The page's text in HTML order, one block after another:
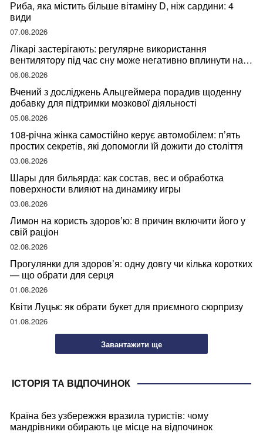
Риба, яка містить більше вітаміну D, ніж сардини: 4
види
07.08.2026
Лікарі застерігають: регулярне використання
вентилятору під час сну може негативно вплинути на
ваше здоров’я
06.08.2026
Вчений з досліджень Альцгеймера порадив щоденну
добавку для підтримки мозкової діяльності
05.08.2026
108-річна жінка самостійно керує автомобілем: п’ять
простих секретів, які допомогли їй дожити до століття
03.08.2026
Шары для бильярда: как состав, вес и обработка
поверхности влияют на динамику игры
03.08.2026
Лимон на користь здоров’ю: 8 причин включити його у
свій раціон
02.08.2026
Прогулянки для здоров’я: одну довгу чи кілька коротких
— що обрати для серця
01.08.2026
Квіти Луцьк: як обрати букет для приємного сюрпризу
01.08.2026
Завантажити ще
ІСТОРІЯ ТА ВІДПОЧИНОК
Країна без узбережжя вразила туристів: чому
мандрівники обирають це місце на відпочинок